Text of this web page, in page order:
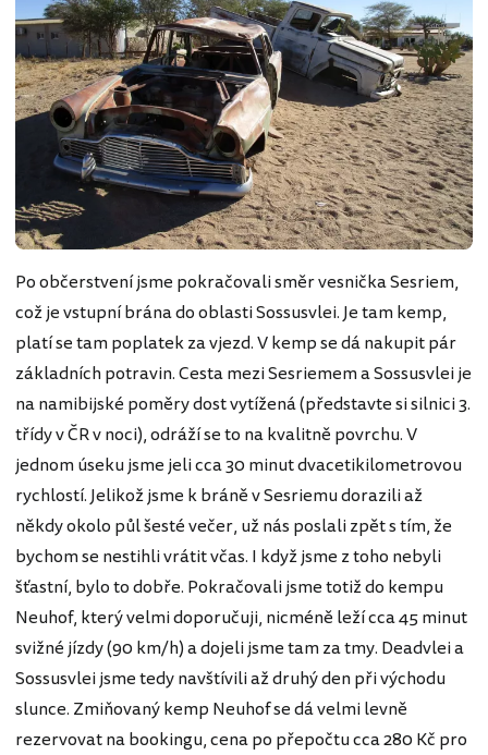
Po občerstvení jsme pokračovali směr vesnička Sesriem,
což je vstupní brána do oblasti Sossusvlei. Je tam kemp,
platí se tam poplatek za vjezd. V kemp se dá nakupit pár
základních potravin. Cesta mezi Sesriemem a Sossusvlei je
na namibijské poměry dost vytížená (představte si silnici 3.
třídy v ČR v noci), odráží se to na kvalitně povrchu. V
jednom úseku jsme jeli cca 30 minut dvacetikilometrovou
rychlostí. Jelikož jsme k bráně v Sesriemu dorazili až
někdy okolo půl šesté večer, už nás poslali zpět s tím, že
bychom se nestihli vrátit včas. I když jsme z toho nebyli
šťastní, bylo to dobře. Pokračovali jsme totiž do kempu
Neuhof, který velmi doporučuji, nicméně leží cca 45 minut
svižné jízdy (90 km/h) a dojeli jsme tam za tmy. Deadvlei a
Sossusvlei jsme tedy navštívili až druhý den při východu
slunce. Zmiňovaný kemp Neuhof se dá velmi levně
rezervovat na bookingu, cena po přepočtu cca 280 Kč pro